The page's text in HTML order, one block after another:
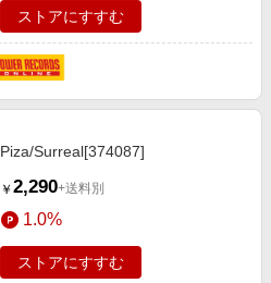
ストアにすすむ
Piza/Surreal[374087]
￥ 2,290+送料別
1.0%
ストアにすすむ